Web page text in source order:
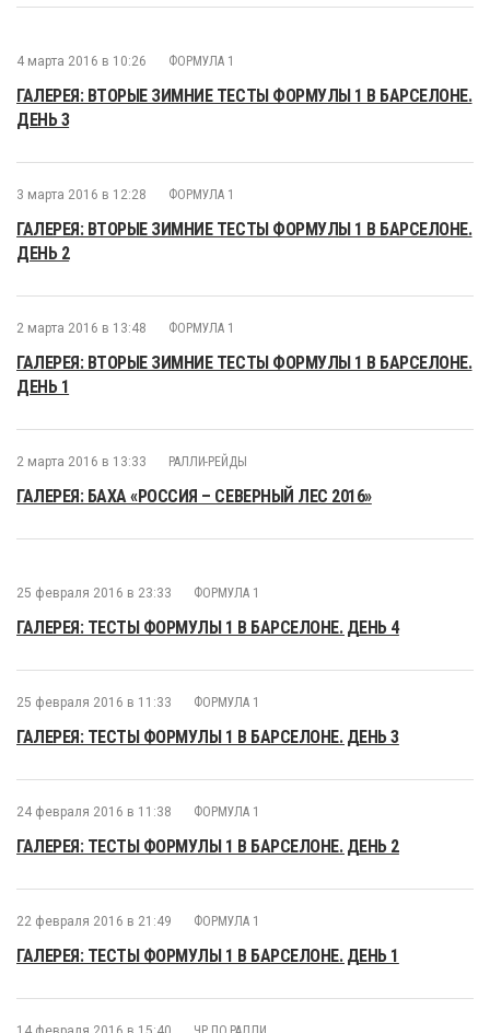
4 марта 2016 в 10:26 ФОРМУЛА 1
ГАЛЕРЕЯ: ВТОРЫЕ ЗИМНИЕ ТЕСТЫ ФОРМУЛЫ 1 В БАРСЕЛОНЕ.
ДЕНЬ 3
3 марта 2016 в 12:28 ФОРМУЛА 1
ГАЛЕРЕЯ: ВТОРЫЕ ЗИМНИЕ ТЕСТЫ ФОРМУЛЫ 1 В БАРСЕЛОНЕ.
ДЕНЬ 2
2 марта 2016 в 13:48 ФОРМУЛА 1
ГАЛЕРЕЯ: ВТОРЫЕ ЗИМНИЕ ТЕСТЫ ФОРМУЛЫ 1 В БАРСЕЛОНЕ.
ДЕНЬ 1
2 марта 2016 в 13:33 РАЛЛИ-РЕЙДЫ
ГАЛЕРЕЯ: БАХА «РОССИЯ – СЕВЕРНЫЙ ЛЕС 2016»
25 февраля 2016 в 23:33 ФОРМУЛА 1
ГАЛЕРЕЯ: ТЕСТЫ ФОРМУЛЫ 1 В БАРСЕЛОНЕ. ДЕНЬ 4
25 февраля 2016 в 11:33 ФОРМУЛА 1
ГАЛЕРЕЯ: ТЕСТЫ ФОРМУЛЫ 1 В БАРСЕЛОНЕ. ДЕНЬ 3
24 февраля 2016 в 11:38 ФОРМУЛА 1
ГАЛЕРЕЯ: ТЕСТЫ ФОРМУЛЫ 1 В БАРСЕЛОНЕ. ДЕНЬ 2
22 февраля 2016 в 21:49 ФОРМУЛА 1
ГАЛЕРЕЯ: ТЕСТЫ ФОРМУЛЫ 1 В БАРСЕЛОНЕ. ДЕНЬ 1